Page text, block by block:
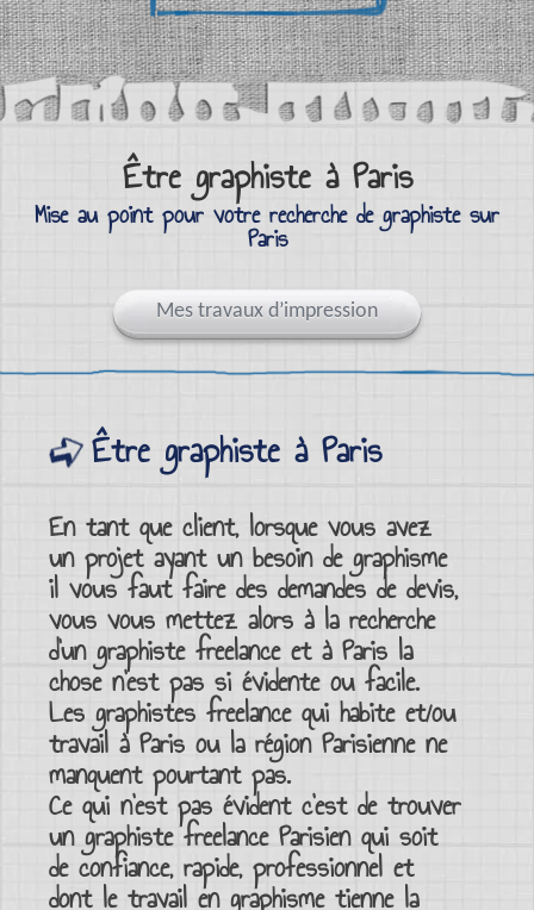
Être graphiste à Paris
Mise au point pour votre recherche de graphiste sur
Paris
Mes travaux d’impression
Être graphiste à Paris
En tant que client, lorsque vous avez
un projet ayant un besoin degraphisme
il vous faut faire des demandes de devis,
vous vous mettez alors à la recherche
d’ungraphiste freelance et à Paris la
chose n’est pas si évidente ou facile.
Lesgraphistes freelancequi habite et/ou
travail à Paris ou larégion Parisiennene
manquent pourtant pas.
Ce qui n’est pas évident c’est de trouver
ungraphiste freelance Parisienqui soit
deconfiance, rapide, professionnel et
dont le travail engraphismetienne la